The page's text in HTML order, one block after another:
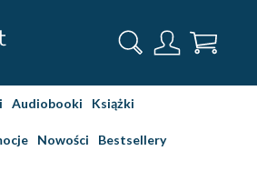
Audiobooki Książki
Nowości Bestsellery